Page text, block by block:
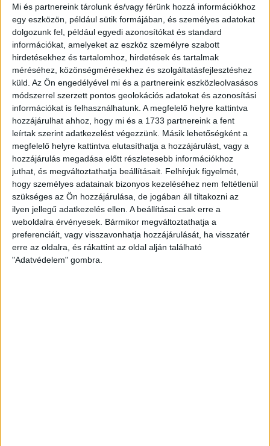
Mi és partnereink tárolunk és/vagy férünk hozzá információkhoz
egy eszközön, például sütik formájában, és személyes adatokat
dolgozunk fel, például egyedi azonosítókat és standard
információkat, amelyeket az eszköz személyre szabott
hirdetésekhez és tartalomhoz, hirdetések és tartalmak
méréséhez, közönségmérésekhez és szolgáltatásfejlesztéshez
küld. Az Ön engedélyével mi és a partnereink eszközleolvasásos
módszerrel szerzett pontos geolokációs adatokat és azonosítási
információkat is felhasználhatunk. A megfelelő helyre kattintva
hozzájárulhat ahhoz, hogy mi és a 1733 partnereink a fent
leírtak szerint adatkezelést végezzünk. Másik lehetőségként a
megfelelő helyre kattintva elutasíthatja a hozzájárulást, vagy a
hozzájárulás megadása előtt részletesebb információkhoz
juthat, és megváltoztathatja beállításait. Felhívjuk figyelmét,
hogy személyes adatainak bizonyos kezeléséhez nem feltétlenül
szükséges az Ön hozzájárulása, de jogában áll tiltakozni az
ilyen jellegű adatkezelés ellen. A beállításai csak erre a
weboldalra érvényesek. Bármikor megváltoztathatja a
preferenciáit, vagy visszavonhatja hozzájárulását, ha visszatér
erre az oldalra, és rákattint az oldal alján található
"Adatvédelem" gombra.
Graham szenátor
2026. június 30.
A Trump-éra nagymenői – a tech-filozófus
Peter Thiel és az Argentínába menekülés
2026. június 12.
A legszégyenletesebb hivatal
legszégyenletesebb hivatalnoka könyvet
írt – a KGB nyelve a “szuverénmagyarnak”
hazudott NERsevik diktatúrában
2026. május 24.
Tóth Mari meg az ifj. Noszty jr. –
NERnyikek a transzilván arisztokrácia-
vásárlás hübriszében
2026. május 8.
A király beszéde – 250 évvel az amerikai